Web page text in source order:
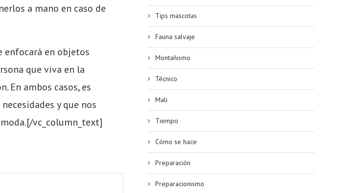
a mano en caso de
enfocará en objetos
que viva en la
En ambos casos, es
y que nos
[/vc_column_text]
Tips mascotas
Fauna salvaje
Montañismo
Técnico
Mali
Tiempo
Cómo se hace
Preparación
Preparacionismo